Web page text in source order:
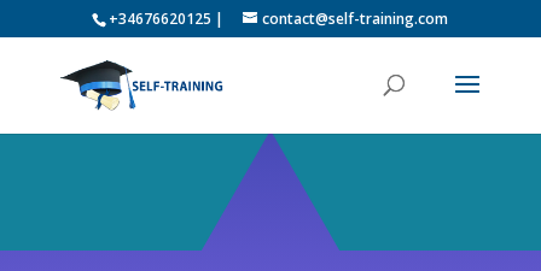
+34676620125 | contact@self-training.com